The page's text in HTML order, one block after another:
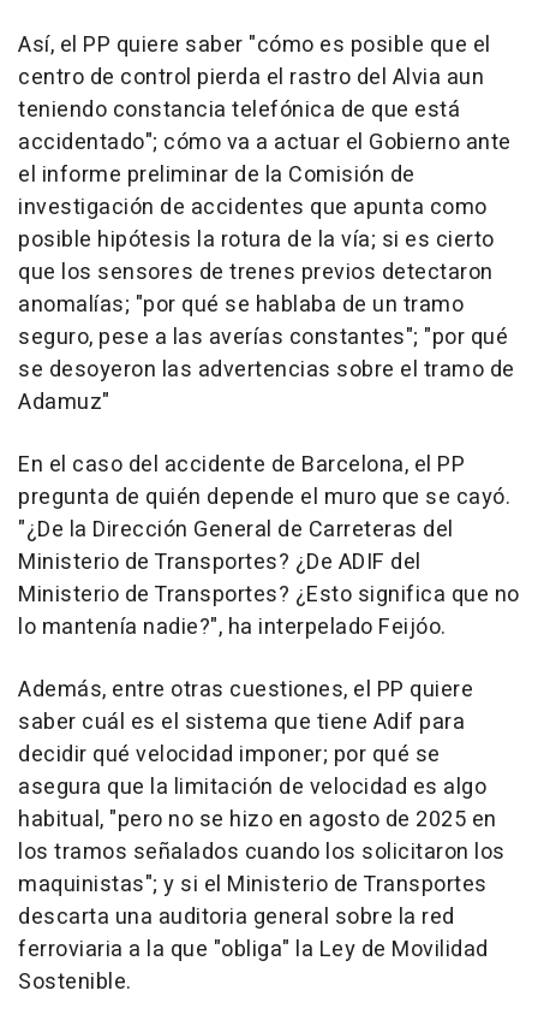
Así, el PP quiere saber "cómo es posible que el
centro de control pierda el rastro del Alvia aun
teniendo constancia telefónica de que está
accidentado"; cómo va a actuar el Gobierno ante
el informe preliminar de la Comisión de
investigación de accidentes que apunta como
posible hipótesis la rotura de la vía; si es cierto
que los sensores de trenes previos detectaron
anomalías; "por qué se hablaba de un tramo
seguro, pese a las averías constantes"; "por qué
se desoyeron las advertencias sobre el tramo de
Adamuz"
En el caso del accidente de Barcelona, el PP
pregunta de quién depende el muro que se cayó.
"¿De la Dirección General de Carreteras del
Ministerio de Transportes? ¿De ADIF del
Ministerio de Transportes? ¿Esto significa que no
lo mantenía nadie?", ha interpelado Feijóo.
Además, entre otras cuestiones, el PP quiere
saber cuál es el sistema que tiene Adif para
decidir qué velocidad imponer; por qué se
asegura que la limitación de velocidad es algo
habitual, "pero no se hizo en agosto de 2025 en
los tramos señalados cuando los solicitaron los
maquinistas"; y si el Ministerio de Transportes
descarta una auditoria general sobre la red
ferroviaria a la que "obliga" la Ley de Movilidad
Sostenible.